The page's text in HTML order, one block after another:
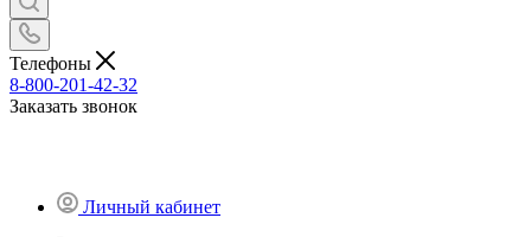
Телефоны
8-800-201-42-32
Заказать звонок
Личный кабинет